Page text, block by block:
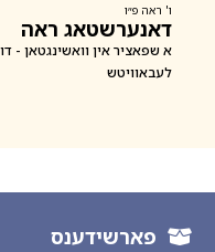
ו' ראה פ״ו
דאנערשטאג ראה
א שפאציר אין וואשינגטאן -
לעבאוויטש
פארשידענס